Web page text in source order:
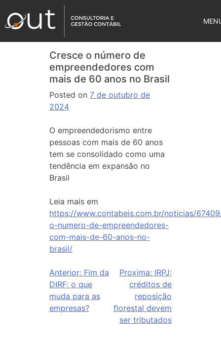
Cresce o número de
empreendedores com
mais de 60 anos no Brasil
Posted on 7 de outubro de
2024
O empreendedorismo entre
pessoas com mais de 60 anos
tem se consolidado como uma
tendência em expansão no
Brasil
Leia mais em
https://www.contabeis.com.br/noticias/
o-numero-de-empreendedores-
com-mais-de-60-anos-no-
brasil/
Anterior: Fim da
DIRF: o que
muda para as
empresas?
Proxima: IRPJ:
créditos de
reposição
florestal devem
ser tributados